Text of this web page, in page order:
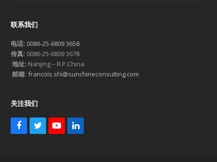
联系我们
电话: 0086-25-6809 3658
传真: 0086-25-6809 3678
地址: Nanjing – R.P.China
邮箱: francois.shi@sunchineconsulting.com
关注我们
F T Y L